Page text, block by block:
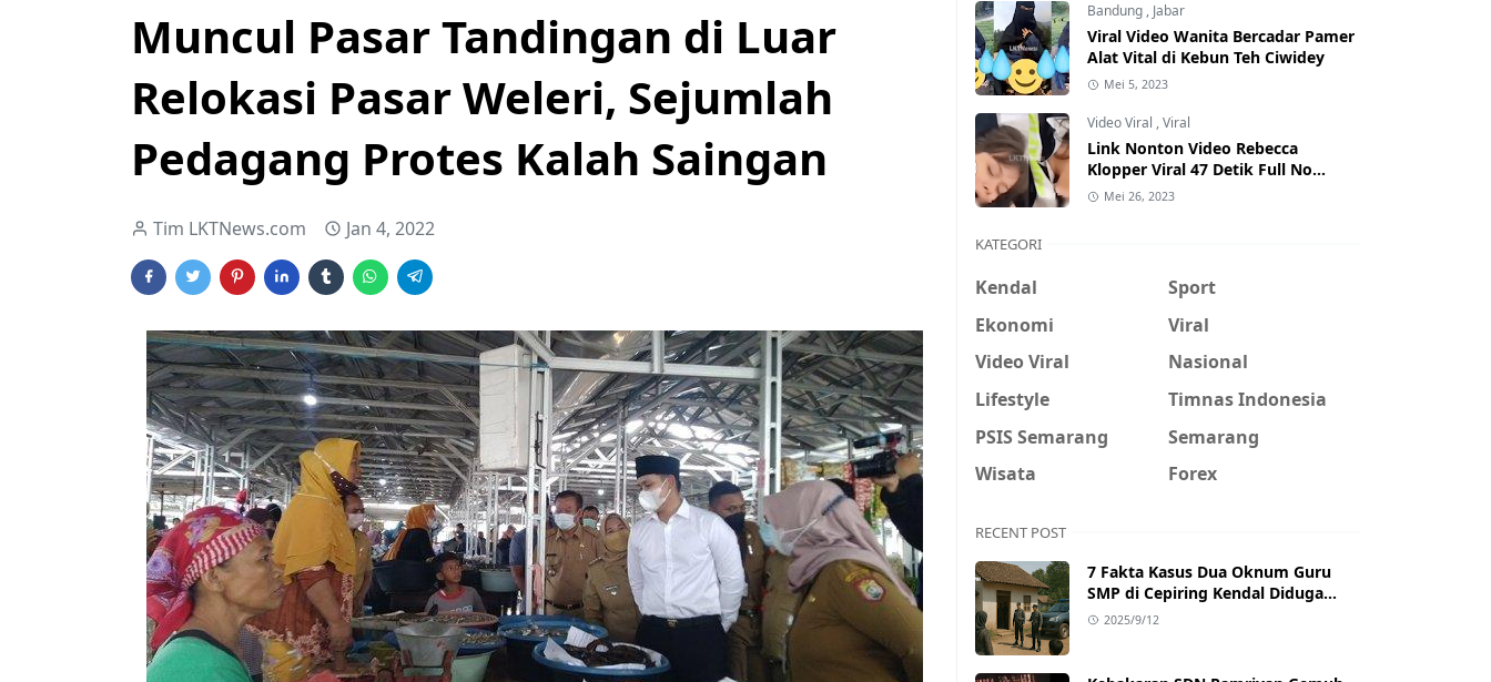
Muncul Pasar Tandingan di Luar
Relokasi Pasar Weleri, Sejumlah
Pedagang Protes Kalah Saingan
Tim LKTNews.com Jan 4, 2022
Bandung , Jabar
Viral Video Wanita Bercadar Pamer
Alat Vital di Kebun Teh Ciwidey
Mei 5, 2023
Video Viral ,Viral
Link Nonton Video Rebecca
Klopper Viral 47 Detik Full No
Sensor Bertebaran di Internet,
Mei 26, 2023
KATEGORI
Kendal
Sport
Ekonomi
Viral
Video Viral
Nasional
Lifestyle
Timnas Indonesia
PSIS Semarang
Semarang
Wisata
Forex
RECENT POST
7 Fakta Kasus Dua Oknum Guru
SMP di Cepiring Kendal Diduga
Berselingkuh: Kronologi,
2025/9/12